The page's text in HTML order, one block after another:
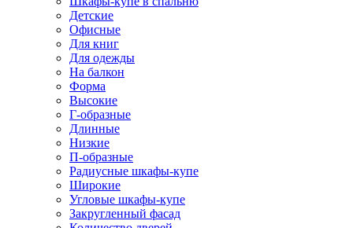
Детские
Офисные
Для книг
Для одежды
На балкон
Форма
Высокие
Г-образные
Длинные
Низкие
П-образные
Радиусные шкафы-купе
Широкие
Угловые шкафы-купе
Закругленный фасад